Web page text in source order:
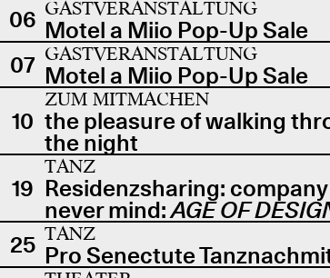
06 GASTVERANSTALTUNG
Motel a Miio Pop-Up Sale
07 GASTVERANSTALTUNG
Motel a Miio Pop-Up Sale
10
ZUM MITMACHEN
the pleasure of walking
the night
19
TANZ
Residenzsharing: company
never mind:AGE OF
25 TANZ
Pro Senectute